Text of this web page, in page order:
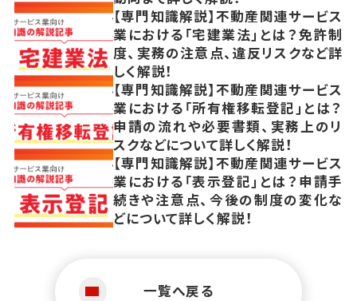
【専門知識解説】不動産関連サービス
業における「宅建業法」とは？免許制
度、実務の注意点、違反リスクなど詳
しく解説！
【専門知識解説】不動産関連サービス
業における「所有権移転登記」とは？
申請の流れや必要書類、実務上のリ
スクなどについて詳しく解説！
【専門知識解説】不動産関連サービス
業における「表示登記」とは？申請手
続きや注意点、今後の制度の変化な
どについて詳しく解説！
一覧へ戻る